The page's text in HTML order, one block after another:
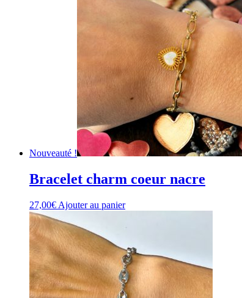
Nouveauté !
Bracelet charm coeur nacre
27,00€ Ajouter au panier